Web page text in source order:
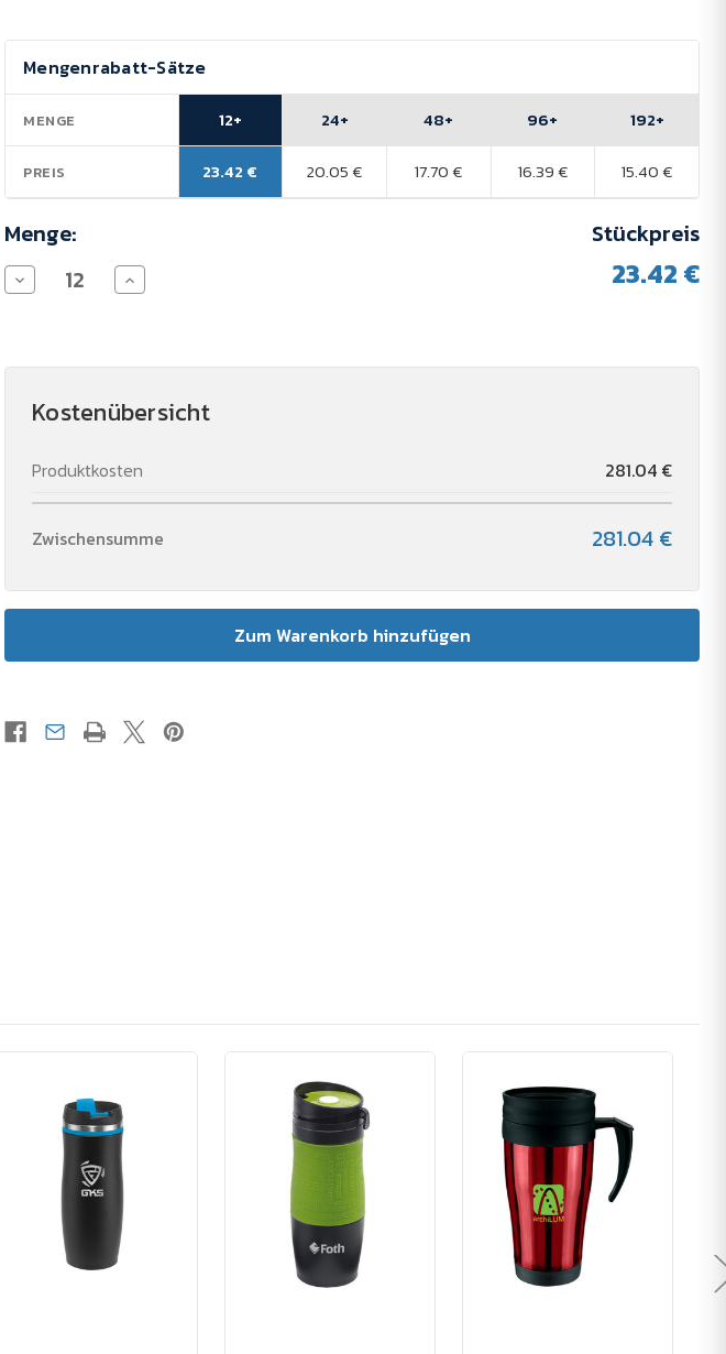
Aktueller
Lagerbestand:
Mengenrabatt-Sätze
MENGE
PREIS
12+
23.42 €
24+
20.05 €
48+
17.70 €
96+
16.39 €
192+
15.40 €
Menge:
Menge
von
8
verringern
Menge
von
8
erhöhen
Stückpreis
23.42 €
Kostenübersicht
Produktkosten 281.04 €
Zwischensumme 281.04 €